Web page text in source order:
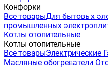
Конфорки
Все товарыДля бытовых
промышленных
Котлы отопительные
Котлы отопительные
Все товарыЭлектрические
Масляные обогреватели